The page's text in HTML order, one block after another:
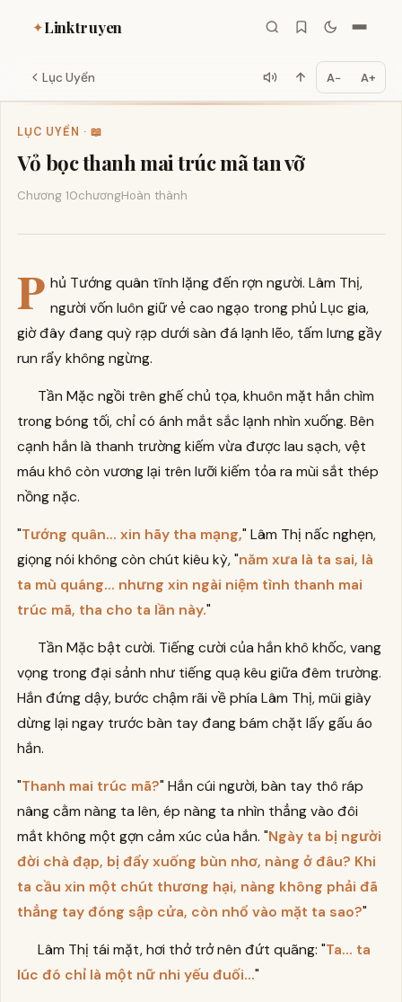
✦Linktruyen
Lục Uyển A− A+
LỤC UYỂN · 📖
Vỏ bọc thanh mai trúc mã tan vỡ
Chương 10chươngHoàn thành
P hủ Tướng quân tĩnh lặng đến rợn người. Lâm Thị,
người vốn luôn giữ vẻ cao ngạo trong phủ Lục gia,
giờ đây đang quỳ rạp dưới sàn đá lạnh lẽo, tấm lưng gầy
run rẩy không ngừng.
Tần Mặc ngồi trên ghế chủ tọa, khuôn mặt hắn chìm
trong bóng tối, chỉ có ánh mắt sắc lạnh nhìn xuống. Bên
cạnh hắn là thanh trường kiếm vừa được lau sạch, vệt
máu khô còn vương lại trên lưỡi kiếm tỏa ra mùi sắt thép
nồng nặc.
"Tướng quân... xin hãy tha mạng," Lâm Thị nấc nghẹn,
giọng nói không còn chút kiêu kỳ, "năm xưa là ta sai, là
ta mù quáng... nhưng xin ngài niệm tình thanh mai
trúc mã, tha cho ta lần này."
Tần Mặc bật cười. Tiếng cười của hắn khô khốc, vang
vọng trong đại sảnh như tiếng quạ kêu giữa đêm trường.
Hắn đứng dậy, bước chậm rãi về phía Lâm Thị, mũi giày
dừng lại ngay trước bàn tay đang bám chặt lấy gấu áo
hắn.
"Thanh mai trúc mã?" Hắn cúi người, bàn tay thô ráp
nâng cằm nàng ta lên, ép nàng ta nhìn thẳng vào đôi
mắt không một gợn cảm xúc của hắn. "Ngày ta bị người
đời chà đạp, bị đẩy xuống bùn nhơ, nàng ở đâu? Khi
ta cầu xin một chút thương hại, nàng không phải đã
thẳng tay đóng sập cửa, còn nhổ vào mặt ta sao?"
Lâm Thị tái mặt, hơi thở trở nên đứt quãng: "Ta... ta
lúc đó chỉ là một nữ nhi yếu đuối..."